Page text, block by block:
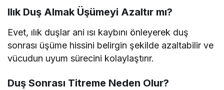
Ilık Duş Almak Üşümeyi Azaltır mı?
Evet, ılık duşlar ani ısı kaybını önleyerek duş
sonrası üşüme hissini belirgin şekilde azaltabilir ve
vücudun uyum sürecini kolaylaştırır.
Duş Sonrası Titreme Neden Olur?